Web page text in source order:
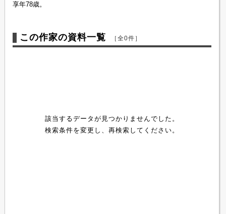
享年78歳。
この作家の資料一覧 ［全0件］
該当するデータが見つかりませんでした。
検索条件を変更し、再検索してください。